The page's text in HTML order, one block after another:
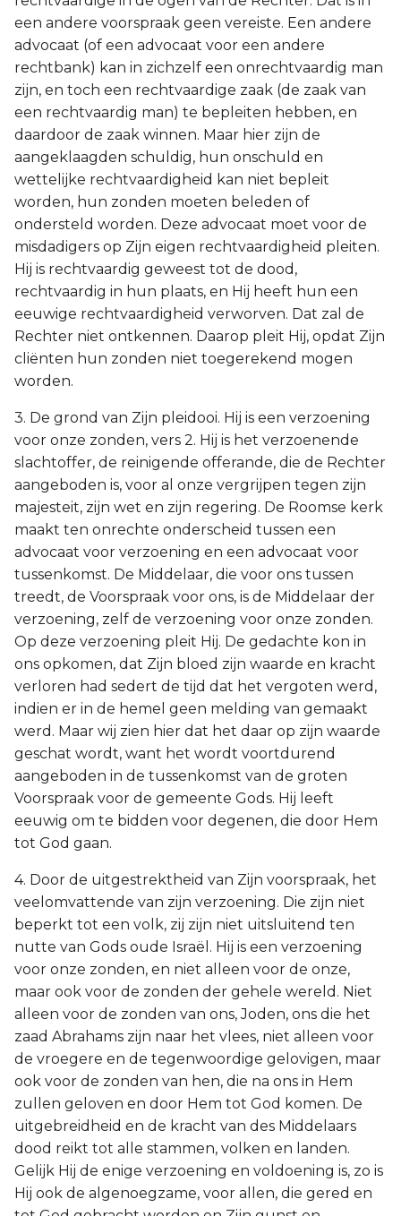
een andere voorspraak geen vereiste. Een andere
advocaat (of een advocaat voor een andere
rechtbank) kan in zichzelf een onrechtvaardig man
zijn, en toch een rechtvaardige zaak (de zaak van
een rechtvaardig man) te bepleiten hebben, en
daardoor de zaak winnen. Maar hier zijn de
aangeklaagden schuldig, hun onschuld en
wettelijke rechtvaardigheid kan niet bepleit
worden, hun zonden moeten beleden of
ondersteld worden. Deze advocaat moet voor de
misdadigers op Zijn eigen rechtvaardigheid pleiten.
Hij is rechtvaardig geweest tot de dood,
rechtvaardig in hun plaats, en Hij heeft hun een
eeuwige rechtvaardigheid verworven. Dat zal de
Rechter niet ontkennen. Daarop pleit Hij, opdat Zijn
cliënten hun zonden niet toegerekend mogen
worden.
3. De grond van Zijn pleidooi. Hij is een verzoening
voor onze zonden, vers 2. Hij is het verzoenende
slachtoffer, de reinigende offerande, die de Rechter
aangeboden is, voor al onze vergrijpen tegen zijn
majesteit, zijn wet en zijn regering. De Roomse kerk
maakt ten onrechte onderscheid tussen een
advocaat voor verzoening en een advocaat voor
tussenkomst. De Middelaar, die voor ons tussen
treedt, de Voorspraak voor ons, is de Middelaar der
verzoening, zelf de verzoening voor onze zonden.
Op deze verzoening pleit Hij. De gedachte kon in
ons opkomen, dat Zijn bloed zijn waarde en kracht
verloren had sedert de tijd dat het vergoten werd,
indien er in de hemel geen melding van gemaakt
werd. Maar wij zien hier dat het daar op zijn waarde
geschat wordt, want het wordt voortdurend
aangeboden in de tussenkomst van de groten
Voorspraak voor de gemeente Gods. Hij leeft
eeuwig om te bidden voor degenen, die door Hem
tot God gaan.
4. Door de uitgestrektheid van Zijn voorspraak, het
veelomvattende van zijn verzoening. Die zijn niet
beperkt tot een volk, zij zijn niet uitsluitend ten
nutte van Gods oude Israël. Hij is een verzoening
voor onze zonden, en niet alleen voor de onze,
maar ook voor de zonden der gehele wereld. Niet
alleen voor de zonden van ons, Joden, ons die het
zaad Abrahams zijn naar het vlees, niet alleen voor
de vroegere en de tegenwoordige gelovigen, maar
ook voor de zonden van hen, die na ons in Hem
zullen geloven en door Hem tot God komen. De
uitgebreidheid en de kracht van des Middelaars
dood reikt tot alle stammen, volken en landen.
Gelijk Hij de enige verzoening en voldoening is, zo is
Hij ook de algenoegzame, voor allen, die gered en